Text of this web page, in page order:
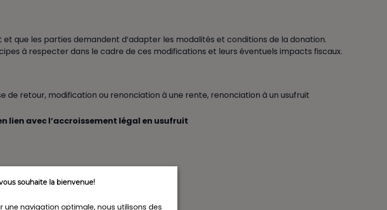
que les parties demandent d’adapter les modalités et conditions de la donation.
à respecter dans le cadre de ces modifications et leurs éventuels impacts fiscaux.
de retour, modification ou renonciation à une rente, renonciation à un usufruit
lien avec l’accroissement légal en usufruit
souhaite la bienvenue!
une navigation optimale, nous utilisons des